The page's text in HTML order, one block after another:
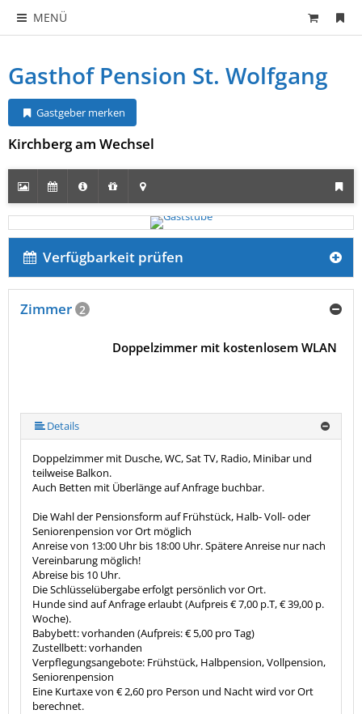
MENÜ
Gasthof Pension St. Wolfgang
Gastgeber merken
Kirchberg am Wechsel
Verfügbarkeit prüfen
Zimmer 2
Doppelzimmer mit kostenlosem WLAN
Details
Doppelzimmer mit Dusche, WC, Sat TV, Radio, Minibar und
teilweise Balkon.
Auch Betten mit Überlänge auf Anfrage buchbar.
Die Wahl der Pensionsform auf Frühstück, Halb- Voll- oder
Seniorenpension vor Ort möglich
Anreise von 13:00 Uhr bis 18:00 Uhr. Spätere Anreise nur nach
Vereinbarung möglich!
Abreise bis 10 Uhr.
Die Schlüsselübergabe erfolgt persönlich vor Ort.
Hunde sind auf Anfrage erlaubt (Aufpreis € 7,00 p.T, € 39,00 p.
Woche).
Babybett: vorhanden (Aufpreis: € 5,00 pro Tag)
Zustellbett: vorhanden
Verpflegungsangebote: Frühstück, Halbpension, Vollpension,
Seniorenpension
Eine Kurtaxe von € 2,60 pro Person und Nacht wird vor Ort
berechnet.